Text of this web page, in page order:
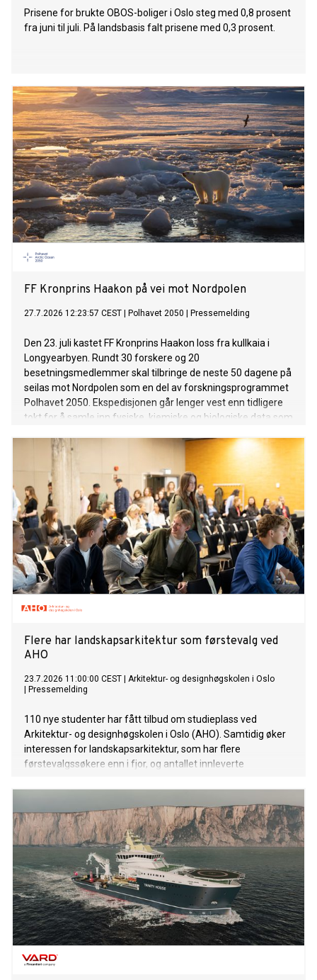
Prisene for brukte OBOS-boliger i Oslo steg med 0,8 prosent
fra juni til juli. På landsbasis falt prisene med 0,3 prosent.
FF Kronprins Haakon på vei mot Nordpolen
27.7.2026 12:23:57 CEST Polhavet 2050 Pressemelding
Den 23. juli kastet FF Kronprins Haakon loss fra kullkaia i
Longyearbyen. Rundt 30 forskere og 20
besetningsmedlemmer skal tilbringe de neste 50 dagene på
seilas mot Nordpolen som en del av forskningsprogrammet
Polhavet 2050. Ekspedisjonen går lenger vest enn tidligere
tokt for å samle inn fysiske, kjemiske og biologiske data som
Flere har landskapsarkitektur som førstevalg ved
AHO
23.7.2026 11:00:00 CEST
Arkitektur- og designhøgskolen i Oslo
Pressemelding
110 nye studenter har fått tilbud om studieplass ved
Arkitektur- og designhøgskolen i Oslo (AHO). Samtidig øker
interessen for landskapsarkitektur, som har flere
førstevalgssøkere enn i fjor, og antallet innleverte